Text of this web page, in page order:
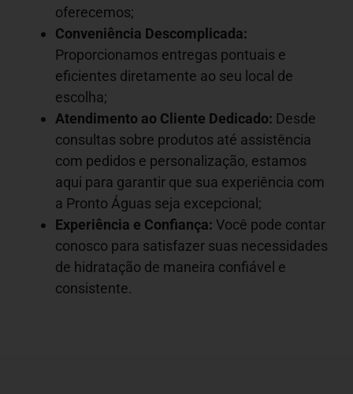
oferecemos;
Conveniência Descomplicada:
Proporcionamos entregas pontuais e
eficientes diretamente ao seu local de
escolha;
Atendimento ao Cliente Dedicado: Desde
consultas sobre produtos até assistência
com pedidos e personalização, estamos
aqui para garantir que sua experiência com
a Pronto Águas seja excepcional;
Experiência e Confiança: Você pode contar
conosco para satisfazer suas necessidades
de hidratação de maneira confiável e
consistente.